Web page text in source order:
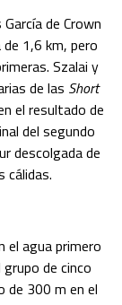
de Crown
1,6 km, pero
Szalai y
de las Short
el resultado de
del segundo
descolgada de
cálidas.
el agua primero
de cinco
de 300 m en el